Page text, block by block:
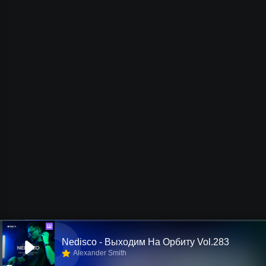
Ш
Nedisco - Выходим На Орбиту Vol.283
Alexander Smith